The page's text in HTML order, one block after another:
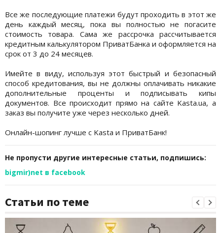
Все же последующие платежи будут проходить в этот же
день каждый месяц, пока вы полностью не погасите
стоимость товара. Сама же рассрочка рассчитывается
кредитным калькулятором ПриватБанка и оформляется на
срок от 3 до 24 месяцев.
Имейте в виду, используя этот быстрый и безопасный
способ кредитования, вы не должны оплачивать никакие
дополнительные проценты и подписывать кипы
документов. Все происходит прямо на сайте Kasta.ua, а
заказ вы получите уже через несколько дней.
Онлайн-шопинг лучше с Kasta и ПриватБанк!
Не пропусти другие интересные статьи, подпишись:
bigmir)net в facebook
Статьи по теме